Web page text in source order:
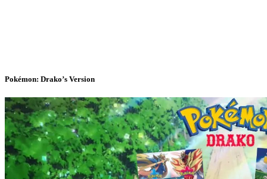
Pokémon: Drako’s Version